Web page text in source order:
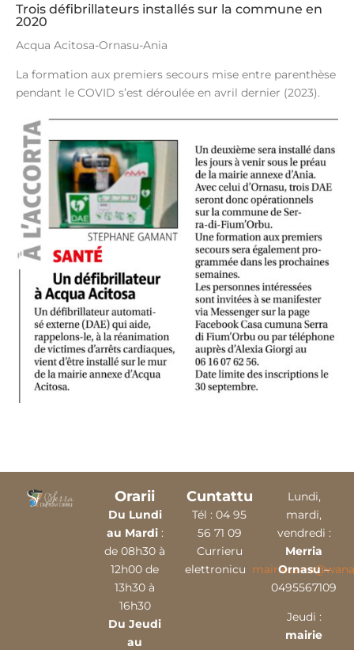
Trois défibrillateurs installés sur la commune en
2020
Acqua Acitosa-Ornasu-Ania
La formation aux premiers secours mise entre parenthèse
pendant le COVID s’est déroulée en avril dernier (2023).
Orarii
Du Lundi
au Mardi:
de 08h30 à
12h00 de
13h30 à
16h30
Du Jeudi
au
Cuntattu
Tél : 04 95
56 71 09
Currieru
elettronicu
Lundi,
mardi,
vendredi :
Merria
Ornasu–
0495567109
Jeudi :
mairie